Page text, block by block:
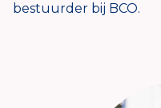
bestuurder bij BCO.